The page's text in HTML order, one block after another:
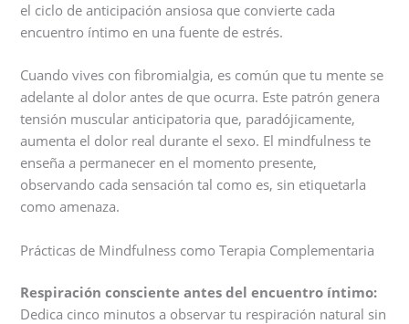
el ciclo de anticipación ansiosa que convierte cada
encuentro íntimo en una fuente de estrés.
Cuando vives con fibromialgia, es común que tu mente se
adelante al dolor antes de que ocurra. Este patrón genera
tensión muscular anticipatoria que, paradójicamente,
aumenta el dolor real durante el sexo. El mindfulness te
enseña a permanecer en el momento presente,
observando cada sensación tal como es, sin etiquetarla
como amenaza.
Prácticas de Mindfulness como Terapia Complementaria
Respiración consciente antes del encuentro íntimo:
Dedica cinco minutos a observar tu respiración natural sin